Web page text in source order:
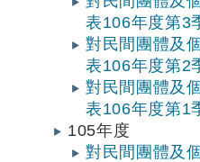
表106年度第3
對民間團體及
表106年度第2
對民間團體及
表106年度第1
105年度
對民間團體及